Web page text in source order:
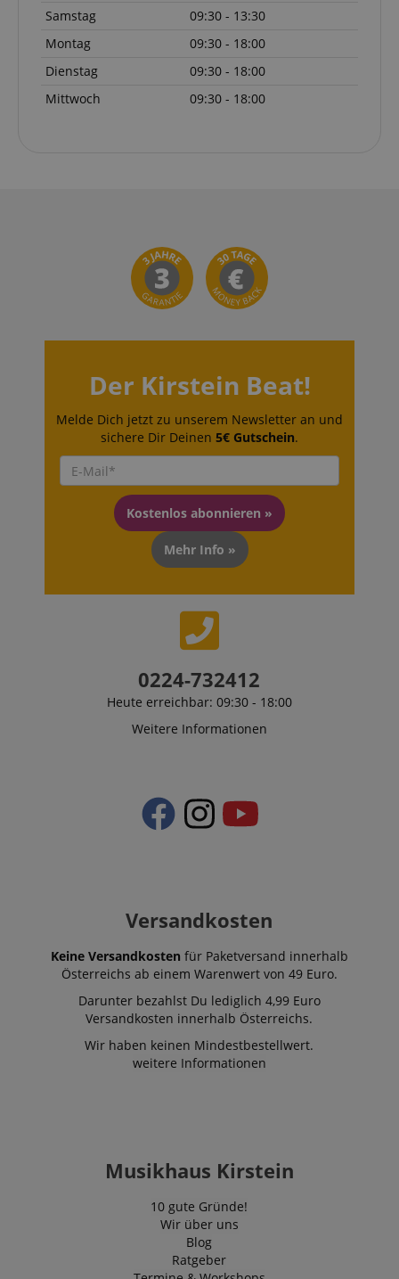
Samstag
09:30 - 13:30
Montag
09:30 - 18:00
Dienstag
09:30 - 18:00
Mittwoch
09:30 - 18:00
Der Kirstein Beat!
Melde Dich jetzt zu unserem Newsletter an und
sichere Dir Deinen 5€ Gutschein.
Kostenlos abonnieren »
Mehr Info »
0224-732412
Heute erreichbar: 09:30 - 18:00
Weitere Informationen
Versandkosten
Keine Versandkosten für Paketversand innerhalb
Österreichs ab einem Warenwert von 49 Euro.
Darunter bezahlst Du lediglich 4,99 Euro
Versandkosten innerhalb Österreichs.
Wir haben keinen Mindestbestellwert.
weitere Informationen
Musikhaus Kirstein
10 gute Gründe!
Wir über uns
Blog
Ratgeber